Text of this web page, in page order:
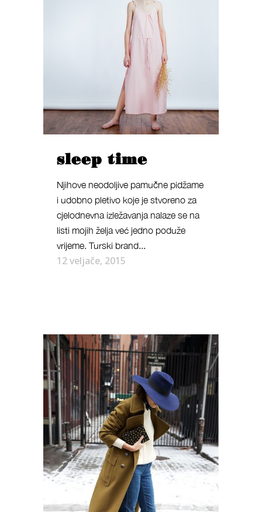
sleep time
Njihove neodoljive pamučne pidžame
i udobno pletivo koje je stvoreno za
cjelodnevna izležavanja nalaze se na
listi mojih želja već jedno poduže
vrijeme. Turski brand...
12 veljače, 2015